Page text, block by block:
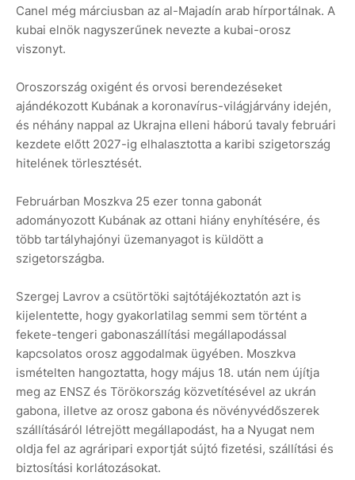
Canel még márciusban az al-Majadín arab hírportálnak. A
kubai elnök nagyszerűnek nevezte a kubai-orosz
viszonyt.
Oroszország oxigént és orvosi berendezéseket
ajándékozott Kubának a koronavírus-világjárvány idején,
és néhány nappal az Ukrajna elleni háború tavaly februári
kezdete előtt 2027-ig elhalasztotta a karibi szigetország
hitelének törlesztését.
Februárban Moszkva 25 ezer tonna gabonát
adományozott Kubának az ottani hiány enyhítésére, és
több tartályhajónyi üzemanyagot is küldött a
szigetországba.
Szergej Lavrov a csütörtöki sajtótájékoztatón azt is
kijelentette, hogy gyakorlatilag semmi sem történt a
fekete-tengeri gabonaszállítási megállapodással
kapcsolatos orosz aggodalmak ügyében. Moszkva
ismételten hangoztatta, hogy május 18. után nem újítja
meg az ENSZ és Törökország közvetítésével az ukrán
gabona, illetve az orosz gabona és növényvédőszerek
szállításáról létrejött megállapodást, ha a Nyugat nem
oldja fel az agráripari exportját sújtó fizetési, szállítási és
biztosítási korlátozásokat.